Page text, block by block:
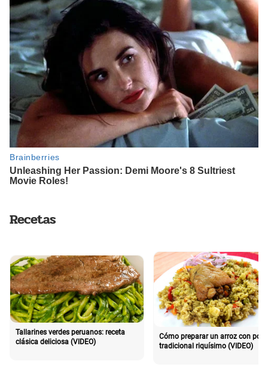
Recetas
Tallarines verdes peruanos: receta
clásica deliciosa (VIDEO)
Cómo preparar un arroz con pollo
tradicional riquísimo (VIDEO)